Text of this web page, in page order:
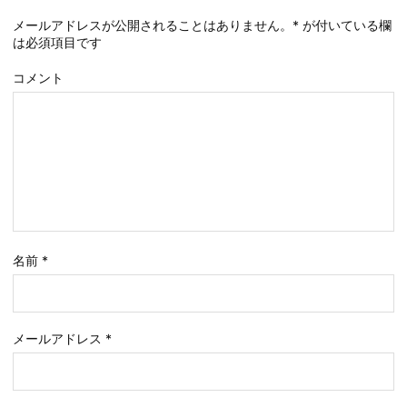
メールアドレスが公開されることはありません。 * が付いている欄
は必須項目です
コメント
名前 *
メールアドレス *